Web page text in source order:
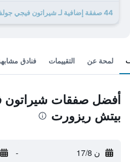
44 صفقة إضافية لـ شيراتون فيجي جولف آند بيتش ريزورت
لمحة عن التقييمات فنادق
أفضل صفقات شيراتون
بيتش ريزورت
ن 17/8 -